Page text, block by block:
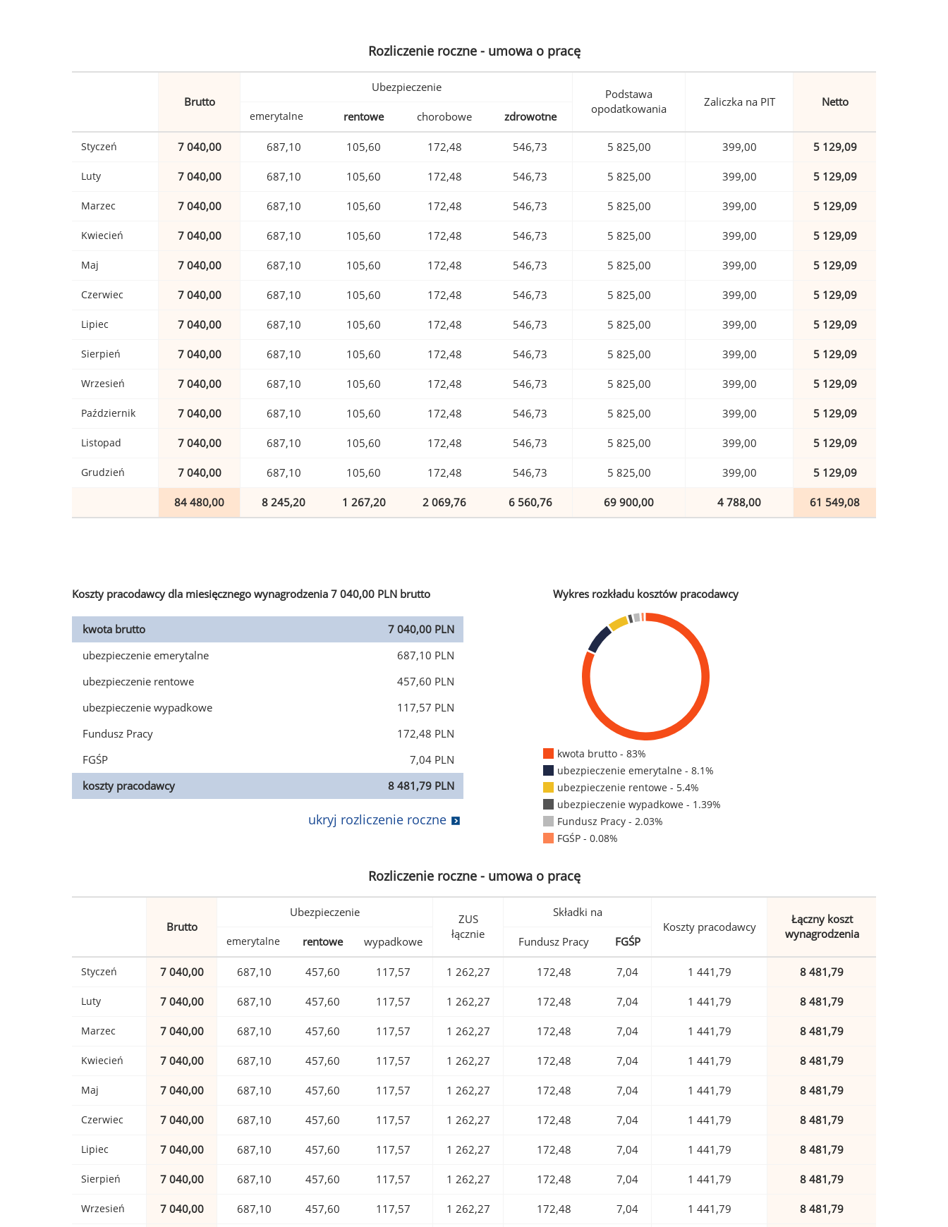
Rozliczenie roczne - umowa o pracę
Brutto
Ubezpieczenie
Podstawa
opodatkowania
Zaliczka na PIT Netto
emerytalne rentowe chorobowe zdrowotne
Styczeń 7 040,00 687,10 105,60 172,48 546,73 5 825,00 399,00 5 129,09
Luty 7 040,00 687,10 105,60 172,48 546,73 5 825,00 399,00 5 129,09
Marzec 7 040,00 687,10 105,60 172,48 546,73 5 825,00 399,00 5 129,09
Kwiecień 7 040,00 687,10 105,60 172,48 546,73 5 825,00 399,00 5 129,09
Maj 7 040,00 687,10 105,60 172,48 546,73 5 825,00 399,00 5 129,09
Czerwiec 7 040,00 687,10 105,60 172,48 546,73 5 825,00 399,00 5 129,09
Lipiec 7 040,00 687,10 105,60 172,48 546,73 5 825,00 399,00 5 129,09
Sierpień 7 040,00 687,10 105,60 172,48 546,73 5 825,00 399,00 5 129,09
Wrzesień 7 040,00 687,10 105,60 172,48 546,73 5 825,00 399,00 5 129,09
Październik 7 040,00 687,10 105,60 172,48 546,73 5 825,00 399,00 5 129,09
Listopad 7 040,00 687,10 105,60 172,48 546,73 5 825,00 399,00 5 129,09
Grudzień 7 040,00 687,10 105,60 172,48 546,73 5 825,00 399,00 5 129,09
84 480,00 8 245,20 1 267,20 2 069,76 6 560,76 69 900,00 4 788,00 61 549,08
Koszty pracodawcy dla miesięcznego wynagrodzenia 7 040,00 PLN brutto
kwota brutto
7 040,00 PLN
ubezpieczenie emerytalne
687,10 PLN
ubezpieczenie rentowe
457,60 PLN
ubezpieczenie wypadkowe
117,57 PLN
Fundusz Pracy
172,48 PLN
FGŚP
7,04 PLN
koszty pracodawcy
8 481,79 PLN
ukryj rozliczenie roczne
Wykres rozkładu kosztów pracodawcy
kwota brutto - 83%
ubezpieczenie emerytalne - 8.1%
ubezpieczenie rentowe - 5.4%
ubezpieczenie wypadkowe - 1.39%
Fundusz Pracy - 2.03%
FGŚP - 0.08%
Rozliczenie roczne - umowa o pracę
Brutto
Ubezpieczenie
ZUS
łącznie
Składki na
Koszty pracodawcy
Łączny koszt
wynagrodzenia
emerytalne rentowe wypadkowe Fundusz Pracy FGŚP
Styczeń 7 040,00 687,10 457,60 117,57 1 262,27 172,48 7,04 1 441,79 8 481,79
Luty 7 040,00 687,10 457,60 117,57 1 262,27 172,48 7,04 1 441,79 8 481,79
Marzec 7 040,00 687,10 457,60 117,57 1 262,27 172,48 7,04 1 441,79 8 481,79
Kwiecień 7 040,00 687,10 457,60 117,57 1 262,27 172,48 7,04 1 441,79 8 481,79
Maj 7 040,00 687,10 457,60 117,57 1 262,27 172,48 7,04 1 441,79 8 481,79
Czerwiec 7 040,00 687,10 457,60 117,57 1 262,27 172,48 7,04 1 441,79 8 481,79
Lipiec 7 040,00 687,10 457,60 117,57 1 262,27 172,48 7,04 1 441,79 8 481,79
Sierpień 7 040,00 687,10 457,60 117,57 1 262,27 172,48 7,04 1 441,79 8 481,79
Wrzesień 7 040,00 687,10 457,60 117,57 1 262,27 172,48 7,04 1 441,79 8 481,79